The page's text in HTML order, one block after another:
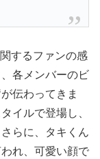
するファンの感
各メンバーのビ
伝わってきま
イルで登場し、
らに、タキくん
れ、可愛い顔で